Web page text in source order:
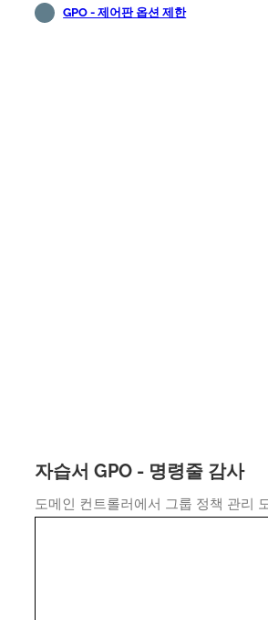
GPO - 제어판 옵션 제한
자습서 GPO - 명령줄 감사
도메인 컨트롤러에서 그룹 정책 관리